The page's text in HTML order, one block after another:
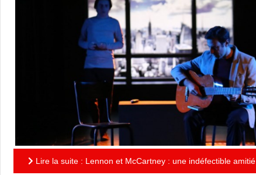
Lire la suite : Lennon et McCartney : une indéfectible amitié